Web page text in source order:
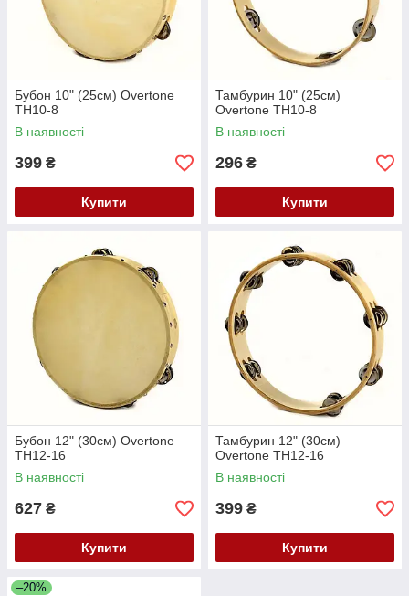
Бубон 10" (25см) Overtone
TH10-8
В наявності
399 ₴
Купити
Тамбурин 10" (25см)
Overtone TH10-8
В наявності
296 ₴
Купити
Бубон 12" (30см) Overtone
TH12-16
В наявності
627 ₴
Купити
Тамбурин 12" (30см)
Overtone TH12-16
В наявності
399 ₴
Купити
–20%